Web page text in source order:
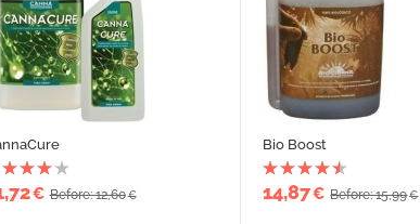
€ Before: 12,60€
Bio Boost
14,87€ Before: 15,99€